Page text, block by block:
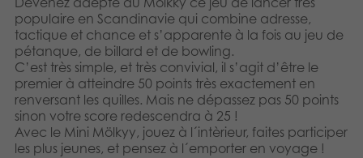
Produits archivés
Applications mobiles
Nederlands
Norsk
Svenska
Deutsch
populaire en Scandinavie qui combine adresse,
tactique et chance et s’apparente à la fois au jeu de
pétanque, de billard et de bowling.
C’est très simple, et très convivial, il s’agit d’être le
premier à atteindre 50 points très exactement en
renversant les quilles. Mais ne dépassez pas 50 points
sinon votre score redescendra à 25 !
Avec le Mini Mölkyy, jouez à l´intèrieur, faites participer
les plus jeunes, et pensez à l´emporter en voyage !